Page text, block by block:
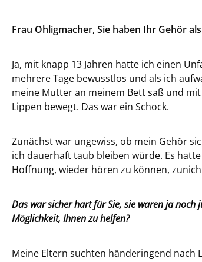
Frau Ohligmacher, Sie haben Ihr Gehör
Ja, mit knapp 13 Jahren hatte ich einen
mehrere Tage bewusstlos und als ich
meine Mutter an meinem Bett saß und
Lippen bewegt. Das war ein Schock.
Zunächst war ungewiss, ob mein Gehör
ich dauerhaft taub bleiben würde. Es
Hoffnung, wieder hören zu können,
Das war sicher hart für Sie, sie waren ja
Möglichkeit, Ihnen zu helfen?
Meine Eltern suchten händeringend